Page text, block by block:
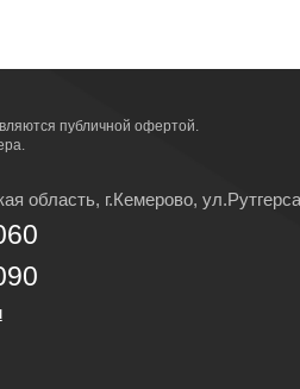
публичной офертой.
область, г.Кемерово,